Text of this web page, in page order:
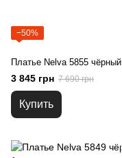
−50%
Платье Nelva 5855 чёрный
3 845 грн 7 690 грн
Купить